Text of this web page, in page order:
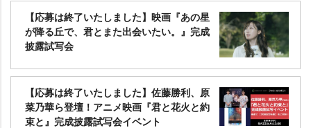
【応募は終了いたしました】映画『あの星
が降る丘で、君とまた出会いたい。』完成
披露試写会
【応募は終了いたしました】佐藤勝利、原
菜乃華ら登壇！アニメ映画『君と花火と約
束と』完成披露試写会イベント